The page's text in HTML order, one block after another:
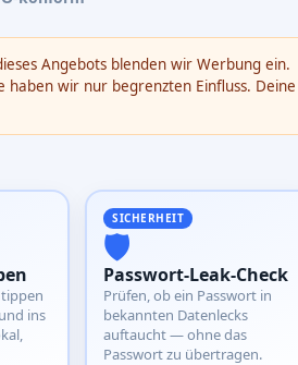
Angebots blenden wir Werbung ein.
wir nur begrenzten Einfluss. Deine
ins
SICHERHEIT
🛡️
Passwort-Leak-Check
Prüfen, ob ein Passwort in
bekannten Datenlecks
auftaucht — ohne das
Passwort zu übertragen.